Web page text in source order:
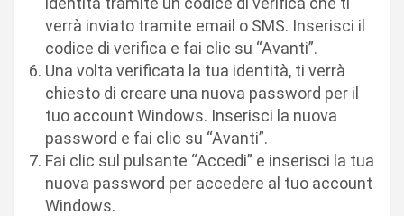
verrà inviato tramite email o SMS. Inserisci il
codice di verifica e fai clic su “Avanti”.
Una volta verificata la tua identità, ti verrà
chiesto di creare una nuova password per il
tuo account Windows. Inserisci la nuova
password e fai clic su “Avanti”.
Fai clic sul pulsante “Accedi” e inserisci la tua
nuova password per accedere al tuo account
Windows.